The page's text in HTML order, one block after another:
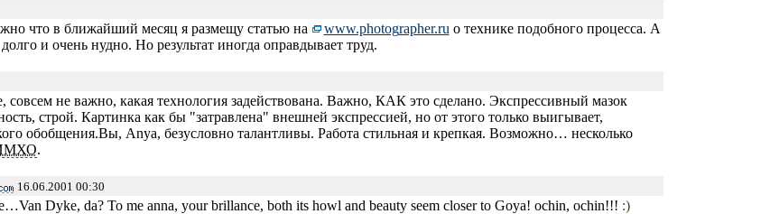
что в ближайший месяц я размещу статью на www.photographer.ru о технике подобного процесса. А
и очень нудно. Но результат иногда оправдывает труд.
совсем не важно, какая технология задействована. Важно, КАК это сделано. Экспрессивный мазок
строй. Картинка как бы "затравлена" внешней экспрессией, но от этого только выигывает,
обобщения.Вы, Anya, безусловно талантливы. Работа стильная и крепкая. Возможно… несколько
.
16.06.2001 00:30
Dyke, da? To me anna, your brillance, both its howl and beauty seem closer to Goya! ochin, ochin!!! :)